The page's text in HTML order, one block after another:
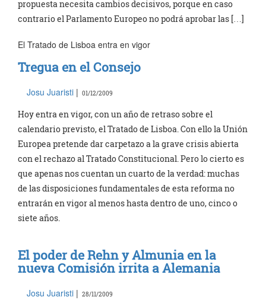
propuesta necesita cambios decisivos, porque en caso
contrario el Parlamento Europeo no podrá aprobar las […]
El Tratado de Lisboa entra en vigor
Tregua en el Consejo
Josu Juaristi | 01/12/2009
Hoy entra en vigor, con un año de retraso sobre el
calendario previsto, el Tratado de Lisboa. Con ello la Unión
Europea pretende dar carpetazo a la grave crisis abierta
con el rechazo al Tratado Constitucional. Pero lo cierto es
que apenas nos cuentan un cuarto de la verdad: muchas
de las disposiciones fundamentales de esta reforma no
entrarán en vigor al menos hasta dentro de uno, cinco o
siete años.
El poder de Rehn y Almunia en la
nueva Comisión irrita a Alemania
Josu Juaristi | 28/11/2009